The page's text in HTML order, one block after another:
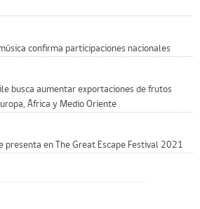
confirma participaciones nacionales
busca aumentar exportaciones de frutos
África y Medio Oriente
presenta en The Great Escape Festival 2021